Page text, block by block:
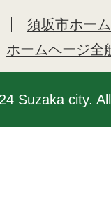
須坂市ホー
ホームページ全
Suzaka city.